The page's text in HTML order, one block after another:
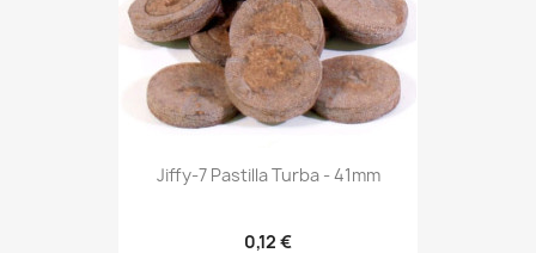
Jiffy-7 Pastilla Turba - 41mm
0,12 €